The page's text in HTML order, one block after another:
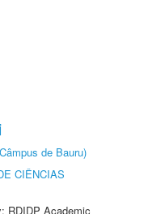
de Bauru)
CIÊNCIAS
RDIDP Academic